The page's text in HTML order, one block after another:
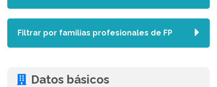
Datos básicos
Filtrar por familias profesionales de FP